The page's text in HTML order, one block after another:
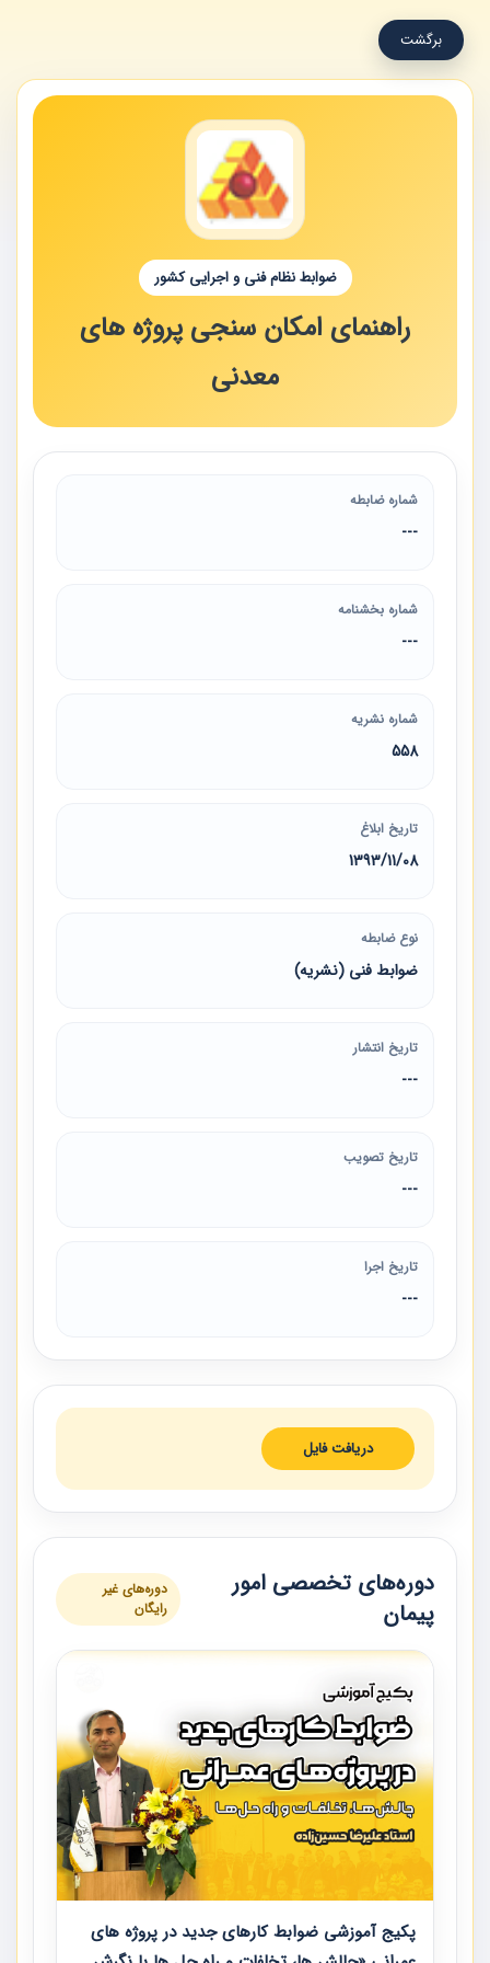
برگشت
ضوابط نظام فنی و اجرایی کشور
راهنمای امکان سنجی پروژه های
معدنی
شماره ضابطه
---
شماره بخشنامه
---
شماره نشریه
558
تاریخ ابلاغ
1393/11/08
نوع ضابطه
ضوابط فنی (نشریه)
تاریخ انتشار
---
تاریخ تصویب
---
تاریخ اجرا
---
دریافت فایل
دوره‌های تخصصی امور
پیمان
دوره‌های غیر
رایگان
پکیج آموزشی ضوابط کارهای جدید در پروژه های